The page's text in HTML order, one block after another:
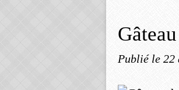
Publié le 22